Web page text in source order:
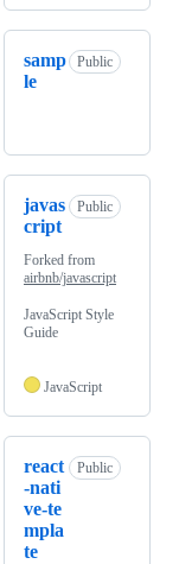
samp
le
Public
javas
cript
Public
Forked from
airbnb/javascript
JavaScript Style
Guide
JavaScript
react
-nati
ve-te
mpla
te
Public